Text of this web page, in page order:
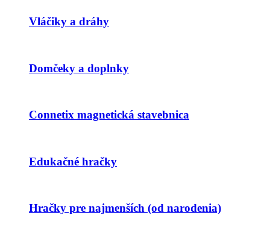
Vláčiky a dráhy
Domčeky a doplnky
Connetix magnetická stavebnica
Edukačné hračky
Hračky pre najmenších (od narodenia)